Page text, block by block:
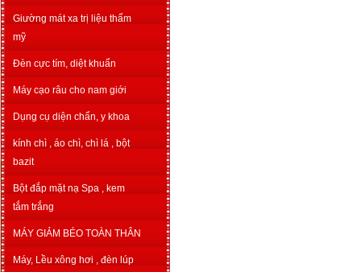
Giường mát xa trị liệu thẩm
mỹ
Đèn cực tím, diệt khuẩn
Máy cạo râu cho nam giới
Dụng cụ diện chẩn, y khoa
kính chì , áo chì, chì lá , bột
bazit
Bột đắp mặt nạ Spa , kem
tắm trắng
MÁY GIẢM BÉO TOÀN THÂN
Máy, Lều xông hơi , đèn lúp